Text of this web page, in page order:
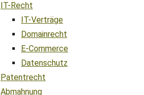
IT-Recht
IT-Verträge
Domainrecht
E-Commerce
Datenschutz
Patentrecht
Abmahnung